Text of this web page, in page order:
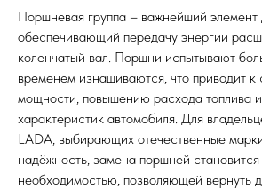
Поршневая группа – важнейший элемент
обеспечивающий передачу энергии
коленчатый вал. Поршни испытывают
временем изнашиваются, что приводит
мощности, повышению расхода топлива
характеристик автомобиля. Для
LADA, выбирающих отечественные
надёжность, замена поршней
необходимостью, позволяющей вернуть